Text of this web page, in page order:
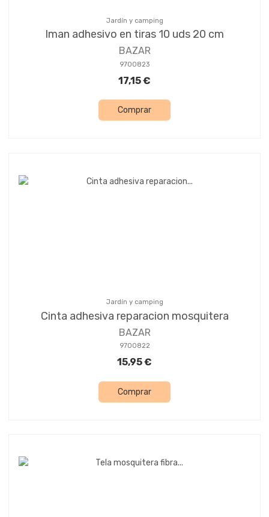
Jardín y camping
Iman adhesivo en tiras 10 uds 20 cm
BAZAR
9700823
17,15 €
Comprar
Jardín y camping
Cinta adhesiva reparacion mosquitera
BAZAR
9700822
15,95 €
Comprar